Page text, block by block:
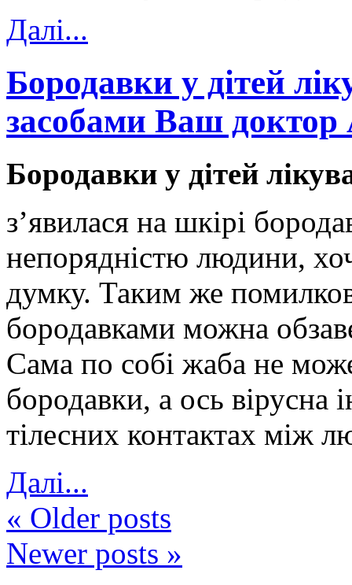
Далi...
Бородавки у дітей
засобами Ваш доктор
Бородавки у дітей
з’явилася на шкірі
непорядністю людини,
думку. Таким же
бородавками можна
Сама по собі жаба не
бородавки, а ось вірусна
тілесних контактах між
Далi...
« Older posts
Newer posts »